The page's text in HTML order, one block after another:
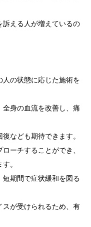
訴える人が増えているの
の状態に応じた施術を
身の血流を改善し、痛
なども期待できます。
ーチすることができ、
。
期間で症状緩和を図る
スが受けられるため、有